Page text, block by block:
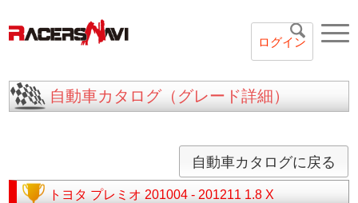
ログイン
自動車カタログ（グレード詳細）
自動車カタログに戻る
トヨタ プレミオ 201004 - 201211 1.8 X